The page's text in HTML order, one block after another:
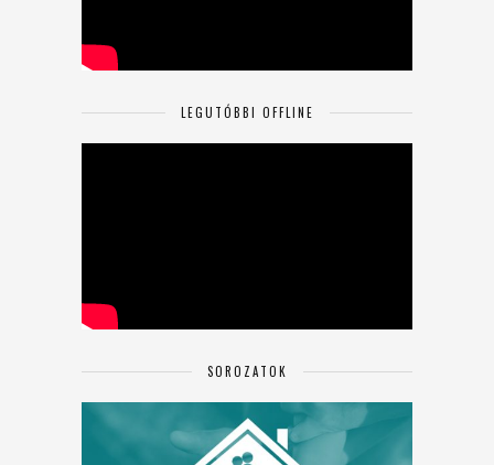
LEGUTÓBBI OFFLINE
SOROZATOK